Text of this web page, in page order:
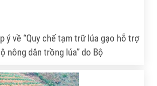
ý về “Quy chế tạm trữ lúa gạo hỗ trợ
nông dân trồng lúa” do Bộ
khẳng định: nông dân chưa được